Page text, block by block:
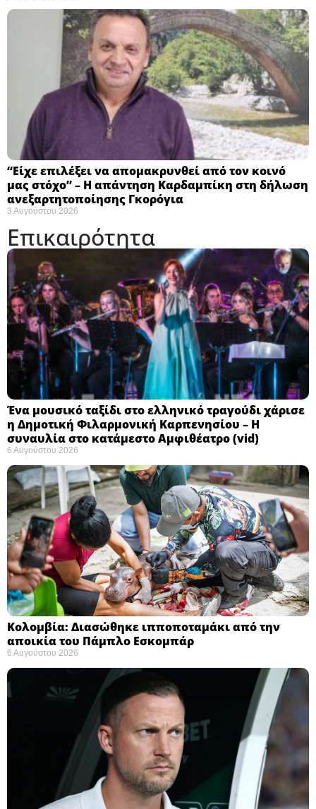
“Είχε επιλέξει να απομακρυνθεί από τον κοινό
μας στόχο” – Η απάντηση Καρδαμπίκη στη δήλωση
ανεξαρτητοποίησης Γκορόγια
3 Αυγούστου 2026
Επικαιρότητα
Ένα μουσικό ταξίδι στο ελληνικό τραγούδι χάρισε
η Δημοτική Φιλαρμονική Καρπενησίου – Η
συναυλία στο κατάμεστο Αμφιθέατρο (vid)
6 Αυγούστου 2026
Κολομβία: Διασώθηκε ιπποποταμάκι από την
αποικία του Πάμπλο Εσκομπάρ ​
6 Αυγούστου 2026